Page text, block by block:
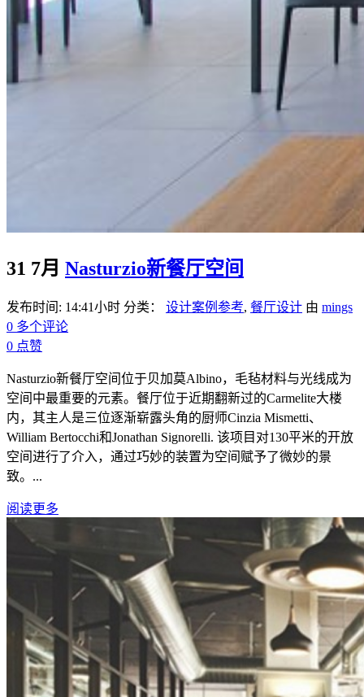
31 7月 Nasturzio新餐厅空间
发布时间: 14:41小时 分类： 设计案例参考, 餐厅设计 由 mings
0 多个评论
0 点赞
Nasturzio新餐厅空间位于贝加莫Albino，毛毡材料与光线成为
空间中最重要的元素。餐厅位于近期翻新过的Carmelite大楼
内，其主人是三位逐渐崭露头角的厨师Cinzia Mismetti、
William Bertocchi和Jonathan Signorelli. 该项目对130平米的开放
空间进行了介入，通过巧妙的装置为空间赋予了微妙的景
致。...
阅读更多